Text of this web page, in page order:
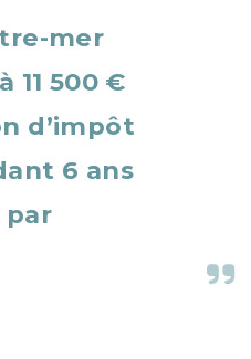
mer
11 500 €
d’impôt
6 ans
par